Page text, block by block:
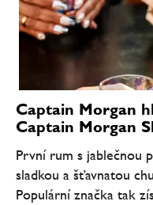
Captain Morgan
Captain Morgan
První rum s jablečnou
sladkou a šťavnatou
Populární značka tak